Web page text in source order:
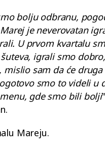
bolju odbranu,
je neverovatan
U prvom kvartalu
igrali smo
mislio sam da će
smo to videli u
gde smo bili bolji
Mareju.